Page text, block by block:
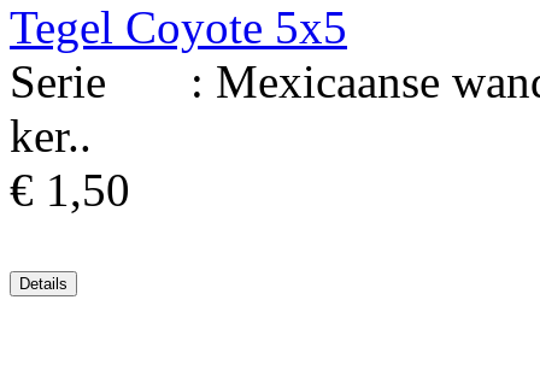
Tegel Coyote 5x5
Serie : Mexicaanse
ker..
€ 1,50